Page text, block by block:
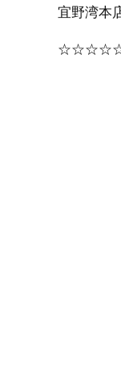
宜野湾本